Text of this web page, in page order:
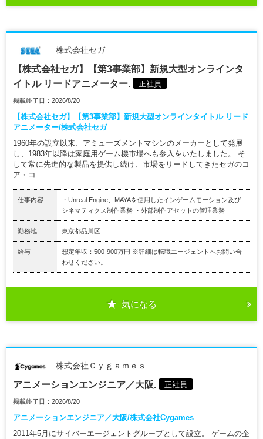
株式会社セガ
【株式会社セガ】【第3事業部】新規大型オンラインタ
イトル リードアニメーター.
正社員
掲載終了日：2026/8/20
【株式会社セガ】【第3事業部】新規大型オンラインタイトル リード
アニメーター/株式会社セガ
1960年の設立以来、アミューズメントマシンのメーカーとして発展
し、1983年以降は家庭用ゲーム機市場へも参入をいたしました。 そ
して常に先進的な製品を提供し続け、市場をリードしてきたセガのコ
ア・コ...
仕事内容
・Unreal Engine、MAYAを使用したインゲームモーション及び
シネマティクス制作業務 ・外部制作アセットの管理業務
勤務地 東京都品川区
給与
想定年収：500-900万円 ※詳細は転職エージェントへお問い合
わせください。
気になる
株式会社Ｃｙｇａｍｅｓ
アニメーションエンジニア／大阪. 正社員
掲載終了日：2026/8/20
アニメーションエンジニア／大阪/株式会社Cygames
2011年5月にサイバーエージェントグループとして設立。 ゲームの企